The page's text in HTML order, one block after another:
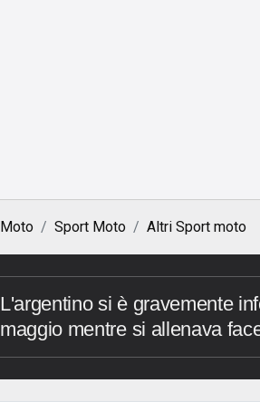
Moto Sport Moto Altri Sport moto
L'argentino si è gravemente
maggio mentre si allenava